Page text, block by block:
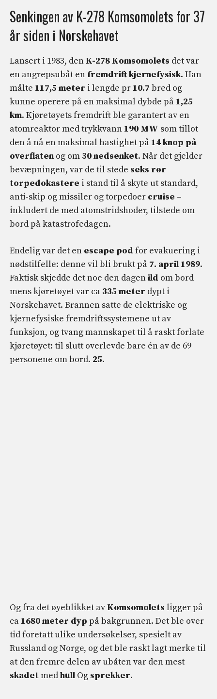
Senkingen av K-278 Komsomolets for 37
år siden i Norskehavet
Lansert i 1983, den K-278 Komsomolets det var
en angrepsubåt en fremdriftkjernefysisk. Han
målte 117,5 meter i lengde pr 10.7 bred og
kunne operere på en maksimal dybde på 1,25
km. Kjøretøyets fremdrift ble garantert av en
atomreaktor med trykkvann 190 MW som tillot
den å nå en maksimal hastighet på 14 knop på
overflaten og om 30 nedsenket. Når det gjelder
bevæpningen, var de til stede seks rør
torpedokastere i stand til å skyte ut standard,
anti-skip og missiler og torpedoer cruise –
inkludert de med atomstridshoder, tilstede om
bord på katastrofedagen.
Endelig var det en escape pod for evakuering i
nødstilfelle: denne vil bli brukt på 7. april 1989.
Faktisk skjedde det noe den dagenild om bord
mens kjøretøyet var ca 335 meter dypt i
Norskehavet. Brannen satte de elektriske og
kjernefysiske fremdriftssystemene ut av
funksjon, og tvang mannskapet til å raskt forlate
kjøretøyet: til slutt overlevde bare én av de 69
personene om bord. 25.
Og fra det øyeblikket av Komsomolets ligger på
ca 1680 meter dyp på bakgrunnen. Det ble over
tid foretatt ulike undersøkelser, spesielt av
Russland og Norge, og det ble raskt lagt merke til
at den fremre delen av ubåten var den mest
skadetmedhull Og sprekker.